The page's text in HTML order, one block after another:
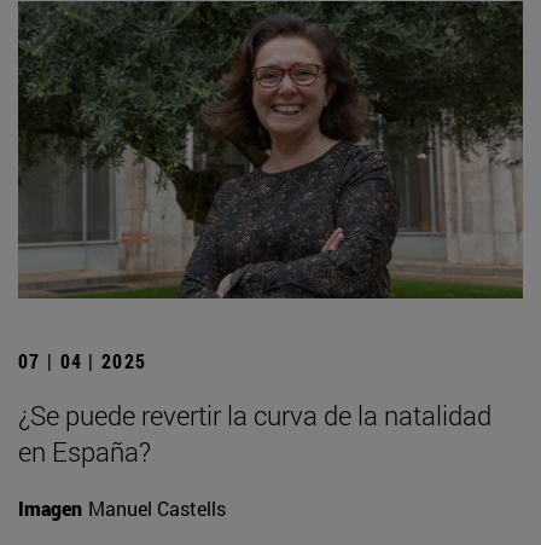
07 | 04 | 2025
¿Se puede revertir la curva de la natalidad
en España?
Imagen Manuel Castells